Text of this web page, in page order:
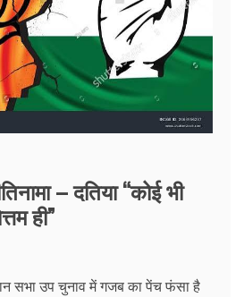
– दतिया “कोई भी
ही”
सभा उप चुनाव में गजब का पेंच फंसा है